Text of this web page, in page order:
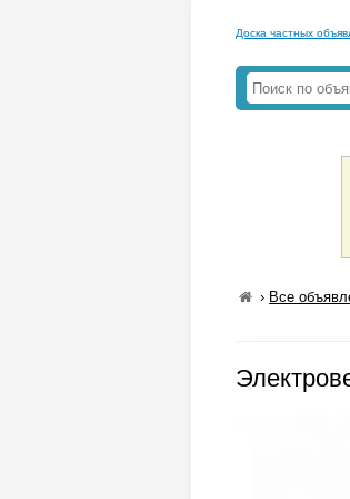
Доска частных
› Все